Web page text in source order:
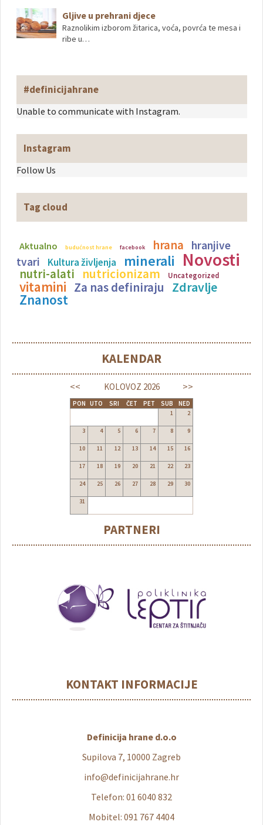
Gljive u prehrani djece
Raznolikim izborom žitarica, voća, povrća te mesa i
ribe u…
#definicijahrane
Unable to communicate with Instagram.
Instagram
Follow Us
Tag cloud
Aktualno budućnost hrane facebook hrana
hranjive
tvari
Kultura življenja minerali Novosti
nutri-alati nutricionizam Uncategorized
vitamini Za nas definiraju Zdravlje
Znanost
KALENDAR
<< >>
KOLOVOZ 2026
PON UTO SRI ČET PET SUB NED
1 2
3 4 5 6 7 8 9
10 11 12 13 14 15 16
17 18 19 20 21 22 23
24 25 26 27 28 29 30
31
PARTNERI
KONTAKT INFORMACIJE
Definicija hrane d.o.o
Supilova 7, 10000 Zagreb
info@definicijahrane.hr
Telefon: 01 6040 832
Mobitel: 091 767 4404